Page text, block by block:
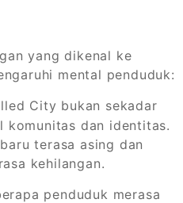
yang dikenal ke
mental penduduk:
City bukan sekadar
komunitas dan identitas.
terasa asing dan
kehilangan.
penduduk merasa